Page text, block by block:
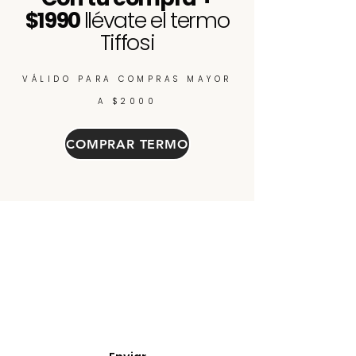
$1990llévate el termo
Tiffosi
VÁLIDO PARA COMPRAS MAYOR
A $2000
COMPRAR TERMO